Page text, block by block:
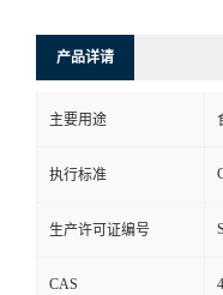
产品详请
主要用途
执行标准
生产许可证编号
CAS